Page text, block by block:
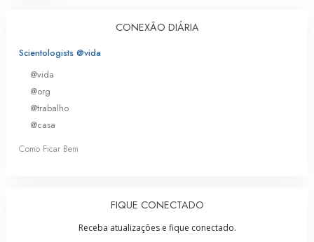
CONEXÃO DIÁRIA
Scientologists @vida
@vida
@org
@trabalho
@casa
Como Ficar Bem
FIQUE CONECTADO
Receba atualizações e fique conectado.